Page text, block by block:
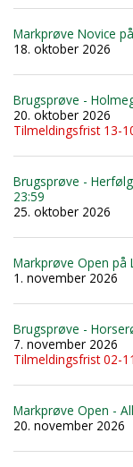
Markprøve Novice
18. oktober 2026
Brugsprøve -
20. oktober 2026
Tilmeldingsfrist 13-
Brugsprøve -
23:59
25. oktober 2026
Markprøve Open på
1. november 2026
Brugsprøve -
7. november 2026
Tilmeldingsfrist 02-
Markprøve Open -
20. november 2026